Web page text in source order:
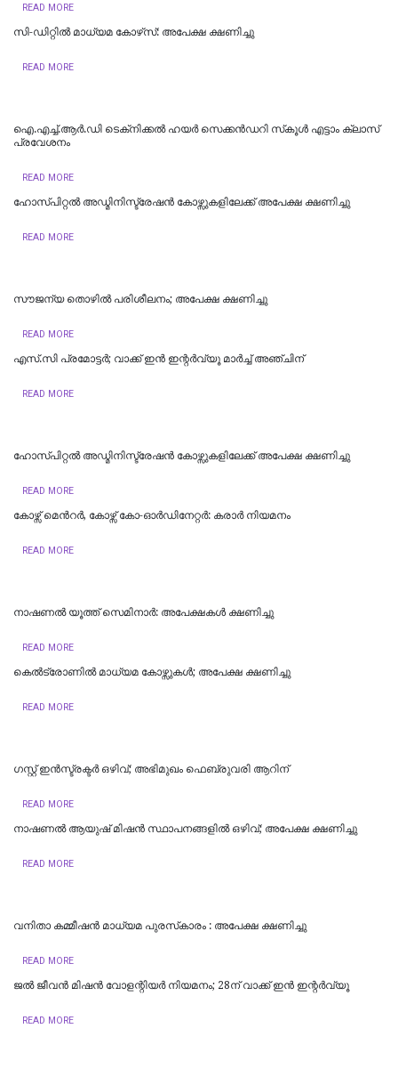
READ MORE
സി-ഡിറ്റില്‍ മാധ്യമ കോഴ്‌സ്: അപേക്ഷ ക്ഷണിച്ചു
READ MORE
​ഐ.എച്ച്.ആർ.ഡി ടെക്‌നിക്കൽ ഹയർ സെക്കൻഡറി സ്‌കൂൾ എട്ടാം ക്ലാസ്
പ്രവേശനം
READ MORE
ഹോസ്പിറ്റൽ അഡ്മിനിസ്ട്രേഷൻ കോഴ്സുകളിലേക്ക് അപേക്ഷ ക്ഷണിച്ചു
READ MORE
സൗജന്യ തൊഴിൽ പരിശീലനം; അപേക്ഷ ക്ഷണിച്ചു
READ MORE
എസ്.സി പ്രമോട്ടര്‍; വാക്ക് ഇന്‍ ഇന്റര്‍വ്യൂ മാര്‍ച്ച് അഞ്ചിന്
READ MORE
ഹോസ്പിറ്റൽ അഡ്മിനിസ്ട്രേഷൻ കോഴ്സുകളിലേക്ക് അപേക്ഷ ക്ഷണിച്ചു
READ MORE
കോഴ്സ് മെന്‍റര്‍, കോഴ്സ് കോ-ഓർഡിനേറ്റർ: കരാര്‍ നിയമനം
READ MORE
നാഷണൽ യൂത്ത് സെമിനാർ: അപേക്ഷകൾ ക്ഷണിച്ചു
READ MORE
കെൽട്രോണിൽ മാധ്യമ കോഴ്സുകൾ; അപേക്ഷ ക്ഷണിച്ചു
READ MORE
​ഗസ്റ്റ് ഇൻസ്ട്രക്ടർ ഒഴിവ്; അഭിമുഖം ഫെബ്രുവരി ആറിന്
READ MORE
നാഷണൽ ആയുഷ് മിഷൻ സ്ഥാപനങ്ങളിൽ ഒഴിവ്; അപേക്ഷ ക്ഷണിച്ചു
READ MORE
വനിതാ കമ്മീഷൻ മാധ്യമ പുരസ്‌കാരം : അപേക്ഷ ക്ഷണിച്ചു
READ MORE
ജൽ ജീവൻ മിഷൻ വോളന്റിയർ നിയമനം; 28ന് വാക്ക് ഇൻ ഇന്റർവ്യൂ
READ MORE